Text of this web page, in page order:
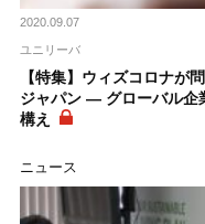
2020.09.07
ユニリーバ
【特集】ウィズコロナが
ジャパン ― グローバル企
構え
ニュース